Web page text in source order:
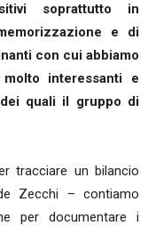
soprattutto in
e di
con cui abbiamo
interessanti e
quali il gruppo di
tracciare un bilancio
Zecchi – contiamo
per documentare i